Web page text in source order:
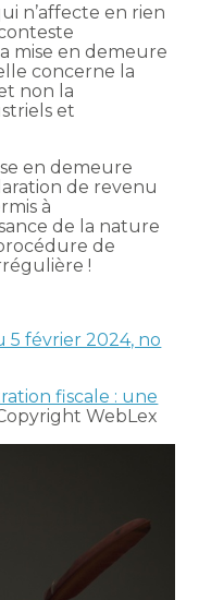
n’affecte en rien
mise en demeure
concerne la
non la
et
en demeure
de revenu
à
de la nature
de
!
5 février 2024, no
fiscale : une
WebLex